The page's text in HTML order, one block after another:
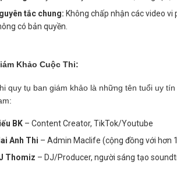
tắc chung: Không chấp nhận các video
có bản quyền.
Khảo Cuộc Thi:
quy tụ ban giám khảo là những tên tuổi uy
BK – Content Creator, TikTok/Youtube
Anh Thi – Admin Maclife (cộng đồng với hơn
Thomiz – DJ/Producer, người sáng tạo